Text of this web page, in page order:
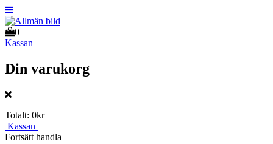
0
Kassan
Din varukorg
Totalt: 0kr
Kassan
Fortsätt handla